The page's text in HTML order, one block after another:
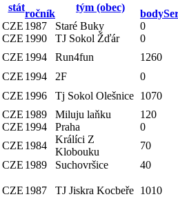
stát
ročník
tým (obec)
CZE 1987 Staré Buky
0
CZE 1990 TJ Sokol Žďár
0
CZE 1994 Run4fun
1260
CZE 1994 2F
0
CZE 1996 Tj Sokol Olešnice 1070
CZE 1989 Miluju laňku
120
CZE 1994 Praha
0
CZE 1984
Králíci Z
Klobouku
70
CZE 1989 Suchovršice 40
CZE 1987 TJ Jiskra Kocbeře 1010